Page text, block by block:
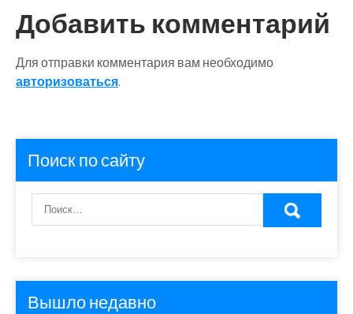
Добавить комментарий
Для отправки комментария вам необходимо
авторизоваться.
Поиск по сайту
Вышло недавно